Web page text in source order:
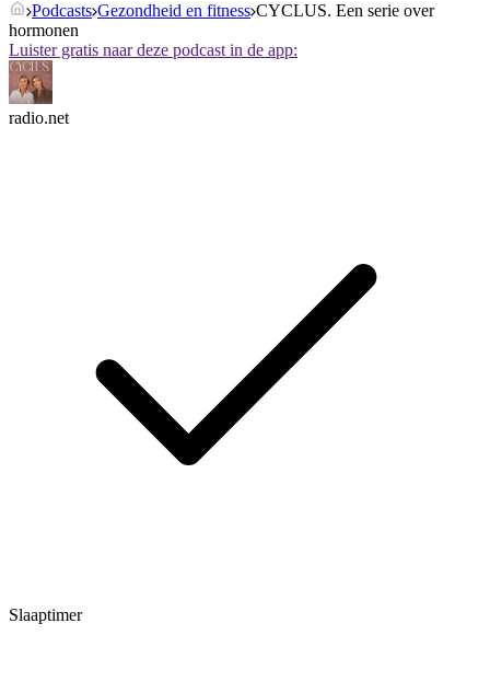
Podcasts Gezondheid en fitness CYCLUS. Een serie over
hormonen
Luister gratis naar deze podcast in de app:
radio.net
Slaaptimer